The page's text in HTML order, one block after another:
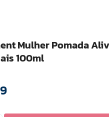
Mulher Pomada
100ml
medico